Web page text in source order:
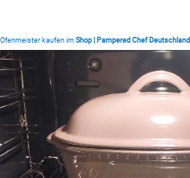
Ofenmeister kaufen im Shop | Pampered Chef Deutschland